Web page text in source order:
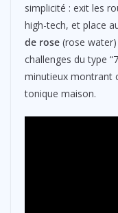
simplicité : exit les
high-tech, et place
de rose (rose
challenges du type
minutieux montrant
tonique maison.